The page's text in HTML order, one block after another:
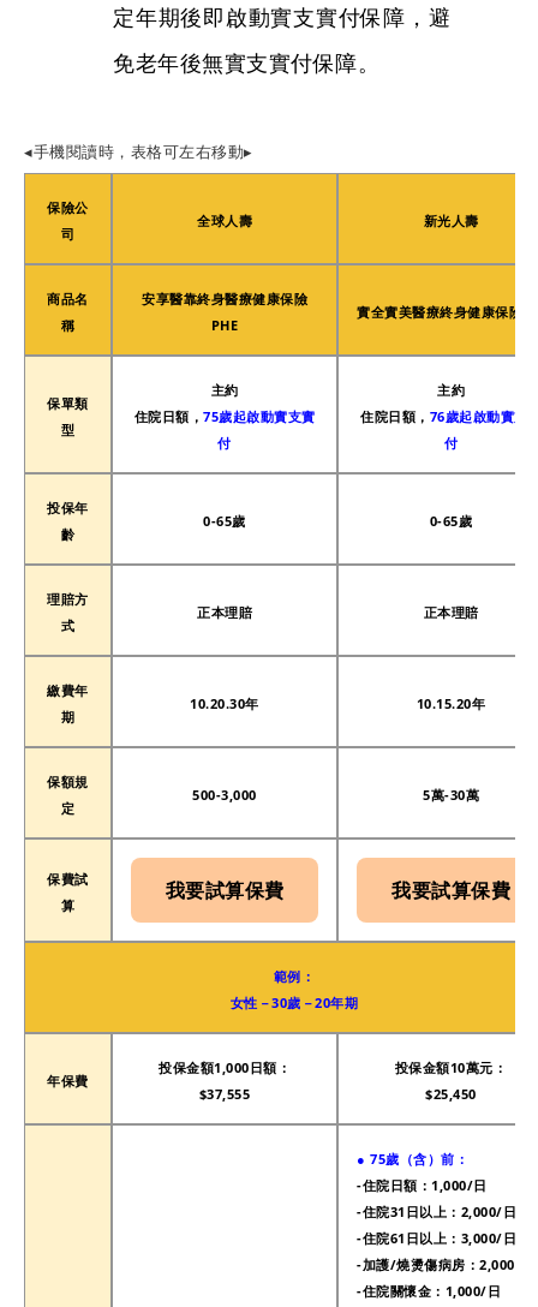
定年期後即啟動實支實付保障，避
免老年後無實支實付保障。
◂手機閱讀時，表格可左右移動▸
保險公
司
全球人壽 新光人壽
商品名
稱
安享醫靠終身醫療健康保險
PHE
實全實美醫療終身健康保險
保單類
型
主約
住院日額， 75歲起啟動實支實
付
主約
住院日額， 76歲起啟動實支
付
投保年
齡
0-65歲 0-65歲
理賠方
式
正本理賠 正本理賠
繳費年
期
10.20.30年 10.15.20年
保額規
定
500-3,000 5萬-30萬
保費試
算
我要試算保費 我要試算保費
範例：
女性－30歲－20年期
年保費
投保金額1,000日額：
$37,555
投保金額10萬元：
$25,450
● 75歲（含）前：
-住院日額：1,000/日
-住院31日以上： 2,000/日
-住院61日以上：3 ,000/日
-加護/燒燙傷病房： 2,000/日
-住院關懷金： 1,000/日